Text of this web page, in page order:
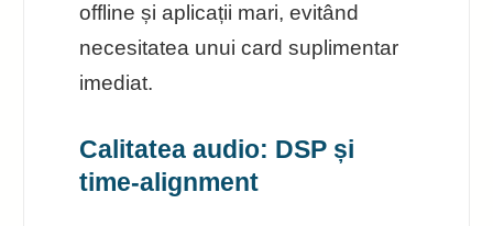
offline și aplicații mari, evitând
necesitatea unui card suplimentar
imediat.
Calitatea audio: DSP și
time-alignment